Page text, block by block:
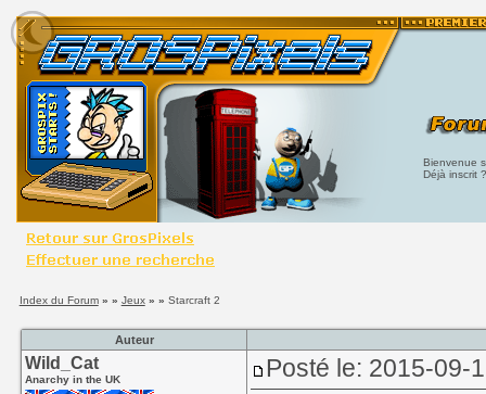
Bienvenue
Déjà inscrit
Index du Forum» » Jeux» » Starcraft 2
Auteur
Wild_Cat
Anarchy in the UK
Posté le: 2015-09-